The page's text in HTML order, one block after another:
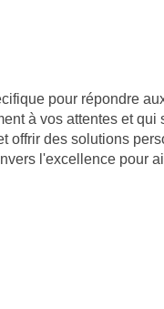
pour répondre
à vos attentes et qui
offrir des solutions
l'excellence pour